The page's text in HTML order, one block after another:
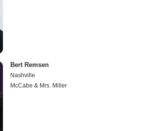
Bert Remsen
Nashville
McCabe & Mrs. Miller